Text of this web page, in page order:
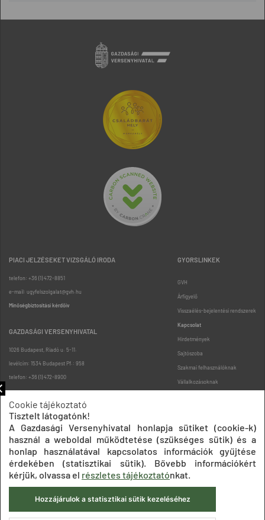
PIACI JELZÉSEKET VIZSGÁLÓ IRODA
telefon: +36 (1) 472-8851
e-mail: ugyfelszolgalat@gvh.hu
Minőségbiztosítási kérdőív
GAZDASÁGI VERSENYHIVATAL
1026 Budapest, Riadó u. 5-11.
levélcím: 1534 Budapest Pf.: 958
telefon: +36 (1) 472-8900
GYORSLINKEK
GVH
Árfigyelő
Visszaélés-bejelentési rendszerek
Kapcsolat
Hirdetmények
Sajtószoba
Szakmai felhasználóknak
Vállalkozásoknak
Oldaltérkép
Impresszum Adatkezelési tájékoztatók
Akadálymentesítési nyilatkozat
Közadatkereső
Süti beállítások ÁSZF
Cookie tájékoztató
Tisztelt látogatónk!
A Gazdasági Versenyhivatal honlapja sütiket (cookie-k)
használ a weboldal működtetése (szükséges sütik) és a
honlap használatával kapcsolatos információk gyűjtése
érdekében (statisztikai sütik). Bővebb információkért
kérjük, olvassa el részletes tájékoztatónkat.
Hozzájárulok a statisztikai sütik kezeléséhez